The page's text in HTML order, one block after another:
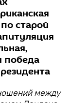
старой
победа
между